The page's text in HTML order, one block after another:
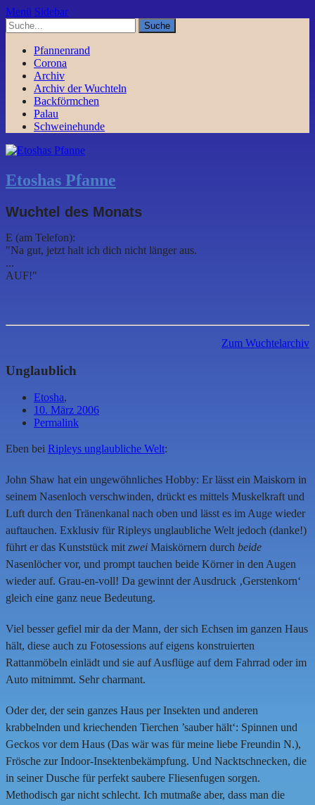
Menü Sidebar
Pfannenrand
Corona
Archiv
Archiv der Wuchteln
Backförmchen
Palau
Schweinehunde
Etoshas Pfanne
Wuchtel des Monats
E (am Telefon):
"Na gut, jetzt halt ich dich nicht länger aus.
...
AUF!"
Zum Wuchtelarchiv
Unglaublich
Etosha,
10. März 2006
Permalink
Eben bei Ripleys unglaubliche Welt:
John Shaw hat ein ungewöhnliches Hobby: Er lässt ein Maiskorn in
seinem Nasenloch verschwinden, drückt es mittels Muskelkraft und
Luft durch den Tränenkanal nach oben und lässt es im Auge wieder
auftauchen. Exklusiv für Ripleys unglaubliche Welt jedoch (danke!)
führt er das Kunststück mit zwei Maiskörnern durch beide
Nasenlöcher vor, und prompt tauchen beide Körner in den Augen
wieder auf. Grau-en-voll! Da gewinnt der Ausdruck ‚Gerstenkorn‘
gleich eine ganz neue Bedeutung.
Viel besser gefiel mir da der Mann, der sich Echsen im ganzen Haus
hält, diese auch zu Fotosessions auf eigens konstruierten
Rattanmöbeln einlädt und sie auf Ausflüge auf dem Fahrrad oder im
Auto mitnimmt. Sehr charmant.
Oder der, der sein ganzes Haus per Insekten und anderen
krabbelnden und kriechenden Tierchen ’sauber hält‘: Spinnen und
Geckos vor dem Haus (Das wär was für meine liebe Freundin N.),
Frösche zur Indoor-Insektenbekämpfung. Und Nacktschnecken, die
in seiner Dusche für perfekt saubere Fliesenfugen sorgen.
Methodisch gar nicht schlecht. Ich mutmaße aber, dass man die